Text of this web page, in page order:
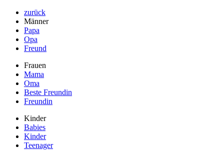
zurück
Männer
Papa
Opa
Freund
Frauen
Mama
Oma
Beste Freundin
Freundin
Kinder
Babies
Kinder
Teenager